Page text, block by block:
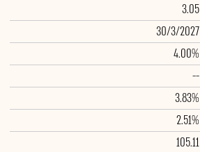
3.05
30/3/2027
4.00%
--
3.83%
2.51%
105.11